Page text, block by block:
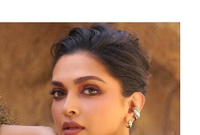
Central Contract) के
तेज हो गई हैं, कई लोगों
Next Article